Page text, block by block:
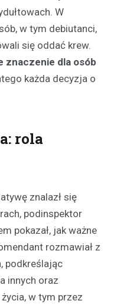
W
w tym debiutanci,
się oddać krew.
znaczenie dla osób
każda decyzja o
rola
znalazł się
podinspektor
pokazał, jak ważne
rozmawiał z
podkreślając
innych oraz
w tym przez